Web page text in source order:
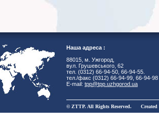
Наша адреса :
88015, м. Ужгород,
вул. Грушевського, 62
тел. (0312) 66-94-50, 66-94-55.
тел./факс (0312) 66-94-99, 66-94-98
E-mail: tpp@tpp.uzhgorod.ua
© ZTTP. All Rights Reserved. Created